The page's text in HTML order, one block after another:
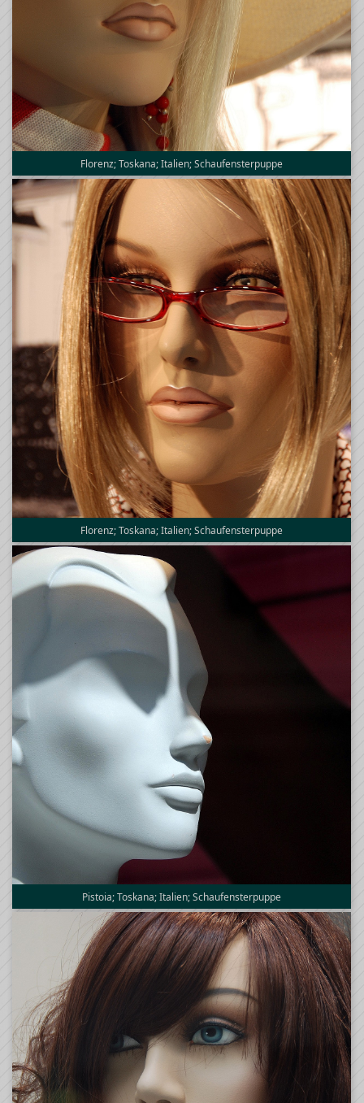
Florenz; Toskana; Italien; Schaufensterpuppe
Florenz; Toskana; Italien; Schaufensterpuppe
Pistoia; Toskana; Italien; Schaufensterpuppe